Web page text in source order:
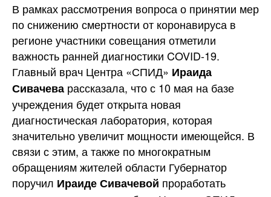
В рамках рассмотрения вопроса о принятии мер
по снижению смертности от коронавируса в
регионе участники совещания отметили
важность ранней диагностики COVID-19.
Главный врач Центра «СПИД» Ираида
Сивачева рассказала, что с 10 мая на базе
учреждения будет открыта новая
диагностическая лаборатория, которая
значительно увеличит мощности имеющейся. В
связи с этим, а также по многократным
обращениям жителей области Губернатор
поручил Ираиде Сивачевой проработать